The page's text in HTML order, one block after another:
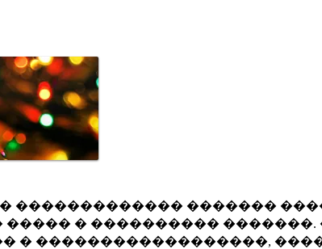
������������� �������
� ���������� �������.
� ������������������,